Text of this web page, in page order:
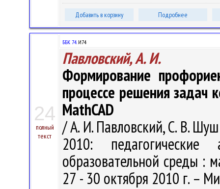
Добавить в корзину Подробнее
24
полный
текст
ББК 74.И74
Павловский, А. И.
Формирование
процессе решения задач
MathCAD
/ А. И. Павловский, С. В.
2010: педагогические
образовательной среды :
27 - 30 октября 2010 г. –